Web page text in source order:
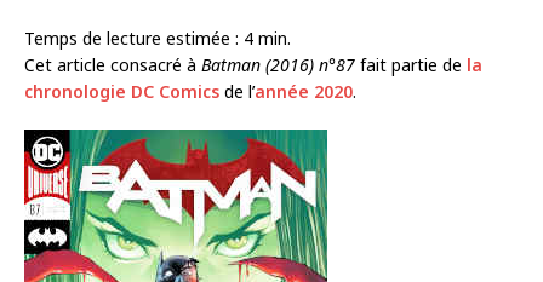
Temps de lecture estimée : 4 min.
Cet article consacré à Batman (2016) n°87 fait partie de la
chronologie DC Comics de l’année 2020.